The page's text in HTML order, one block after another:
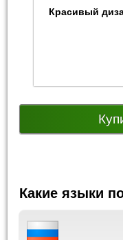
Красивый
Какие языки